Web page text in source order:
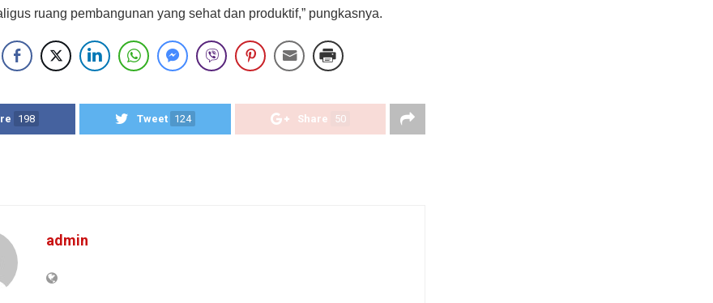
ruang pembangunan yang sehat dan produktif,” pungkasnya.
198 Tweet 124 Share 50
admin